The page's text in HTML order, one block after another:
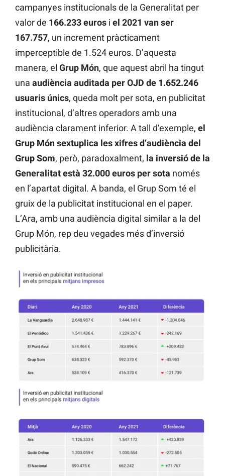
campanyes institucionals de la Generalitat per
valor de 166.233 euros i el 2021 van ser
167.757, un increment pràcticament
imperceptible de 1.524 euros. D’aquesta
manera, el Grup Món, que aquest abril ha tingut
una audiència auditada per OJD de 1.652.246
usuaris únics, queda molt per sota, en publicitat
institucional, d’altres operadors amb una
audiència clarament inferior. A tall d’exemple, el
Grup Món sextuplica les xifres d’audiència del
Grup Som, però, paradoxalment, la inversió de la
Generalitat està 32.000 euros per sota només
en l’apartat digital. A banda, el Grup Som té el
gruix de la publicitat institucional en el paper.
L’Ara, amb una audiència digital similar a la del
Grup Món, rep deu vegades més d’inversió
publicitària.